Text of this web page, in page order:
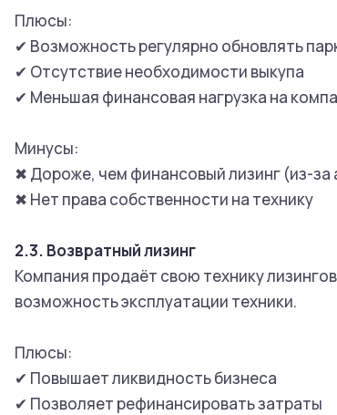
Плюсы:
✔ Возможность регулярно обновлять
✔ Отсутствие необходимости выкупа
✔ Меньшая финансовая нагрузка на
Минусы:
✖ Дороже, чем финансовый лизинг (из-за
✖ Нет права собственности на технику
2.3. Возвратный лизинг
Компания продаёт свою технику
возможность эксплуатации техники.
Плюсы:
✔ Повышает ликвидность бизнеса
✔ Позволяет рефинансировать затраты